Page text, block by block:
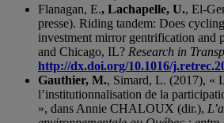
Flanagan, E., Lachapelle, U., El-
presse). Riding tandem: Does
investment mirror gentrification and
and Chicago, IL? Research in
http://dx.doi.org/10.1016/
Gauthier, M., Simard, L. (2017), «
l’institutionnalisation de la
», dans Annie CHALOUX (dir.),